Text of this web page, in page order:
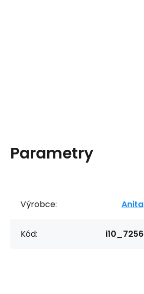
Parametry
Výrobce: Anita
Kód: i10_7256